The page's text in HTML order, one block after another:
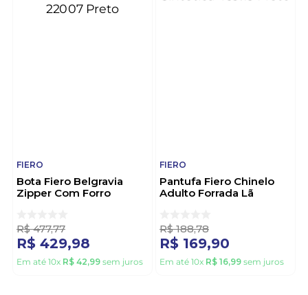
FIERO
Bota Fiero Belgravia
Zipper Com Forro
R$ 477,77
R$ 429,98
Em até 10x R$ 42,99 sem juros
FIERO
Pantufa Fiero Chinelo
Adulto Forrada Lã
R$ 188,78
R$ 169,90
Em até 10x R$ 16,99 sem juros